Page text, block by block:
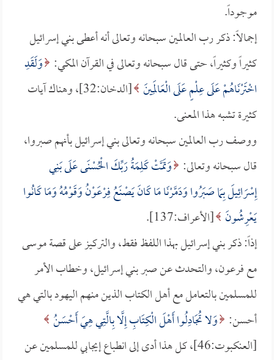
موجوداً.
إجمالاً: ذكر رب العالمين سبحانه وتعالى أنه أعطى بني إسرائيل
كثيراً وكثيراً، حتى قال سبحانه وتعالى في القرآن المكي: وَلَقَدِ
اخْتَرْنَاهُمْ عَلَى عِلْمٍ عَلَى الْعَالَمِينَ
[الدخان:32]، وهناك آيات
كثيرة تشبه هذا المعنى.
ووصف رب العالمين سبحانه وتعالى بني إسرائيل بأنهم صبروا،
قال سبحانه وتعالى: وَتَمَّتْ كَلِمَةُ رَبِّكَ الْحُسْنَى عَلَى بَنِي
إِسْرَائِيلَ بِمَا صَبَرُوا وَدَمَّرْنَا مَا كَانَ يَصْنَعُ فِرْعَوْنُ وَقَوْمُهُ وَمَا كَانُوا
يَعْرِشُونَ [الأعراف:137].
إذاً: ذكر بني إسرائيل بهذا اللفظ فقط، والتركيز على قصة موسى
مع فرعون، والتحدث عن صبر بني إسرائيل، وخطاب الأمر
للمسلمين بالتعامل مع أهل الكتاب الذين منهم اليهود بالتي هي
أحسن: وَلا تُجَادِلُوا أَهْلَ الْكِتَابِ إِلَّا بِالَّتِي هِيَ أَحْسَنُ
[العنكبوت:46]، كل هذا أدى إلى انطباع إيجابي للمسلمين عن